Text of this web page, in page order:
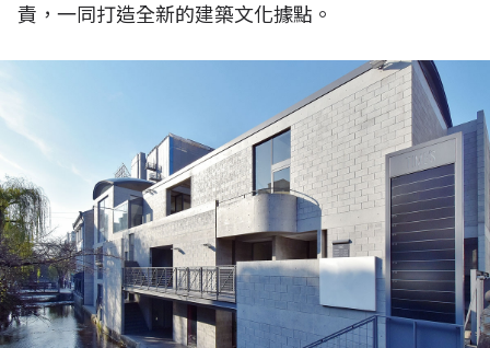
責，一同打造全新的建築文化據點。